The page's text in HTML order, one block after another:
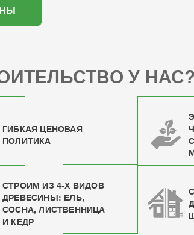
У НАС?
ГИБКАЯ ЦЕНОВАЯ
ПОЛИТИКА
СТРОИМ ИЗ 4-Х ВИДОВ
ДРЕВЕСИНЫ: ЕЛЬ,
СОСНА, ЛИСТВЕННИЦА
И КЕДР